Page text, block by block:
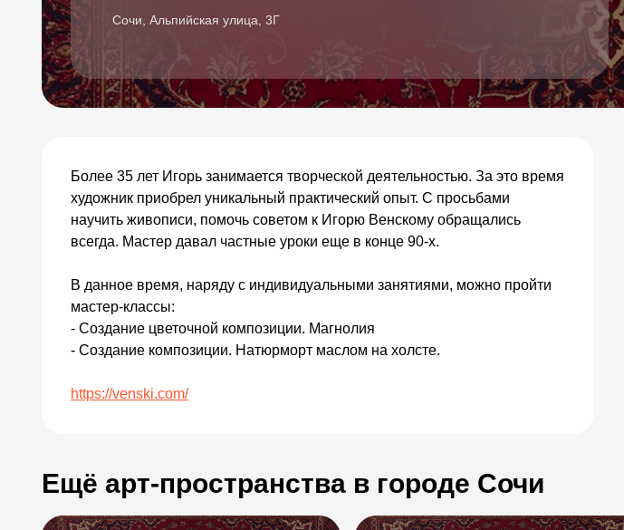
Сочи, Альпийская улица, 3Г
Более 35 лет Игорь занимается творческой деятельностью. За это время
художник приобрел уникальный практический опыт. С просьбами
научить живописи, помочь советом к Игорю Венскому обращались
всегда. Мастер давал частные уроки еще в конце 90-х.
В данное время, наряду с индивидуальными занятиями, можно пройти
мастер-классы:
- Создание цветочной композиции. Магнолия
- Создание композиции. Натюрморт маслом на холсте.
https://venski.com/
Ещё арт-пространства в городе Сочи